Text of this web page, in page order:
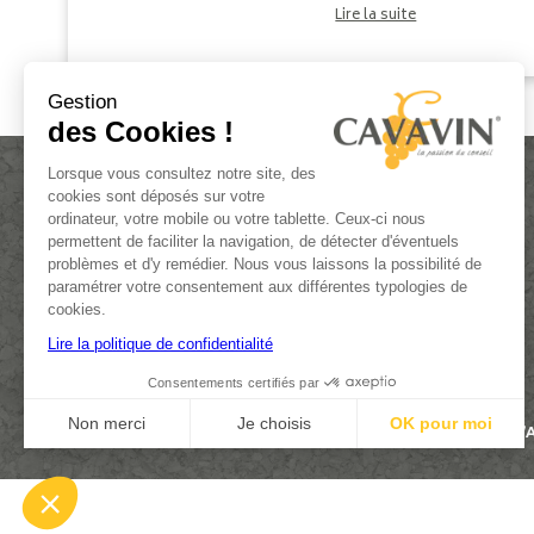
Lire la suite
ACTUALITÉS
DEVENIR FRANCHISÉ
L’ABUS
Gestion
des Cookies !
Lorsque vous consultez notre site, des
cookies sont déposés sur votre
ordinateur, votre mobile ou votre tablette. Ceux-ci nous
permettent de faciliter la navigation, de détecter d'éventuels
problèmes et d'y remédier. Nous vous laissons la possibilité de
paramétrer votre consentement aux différentes typologies de
cookies.
Lire la politique de confidentialité
Consentements certifiés par
Non merci Je choisis
OK pour moi
Axeptio consent
Plateforme de Gestion du Consentement : Personnalisez vos Options
Notre plateforme vous permet d'adapter et de gérer vos paramètres de